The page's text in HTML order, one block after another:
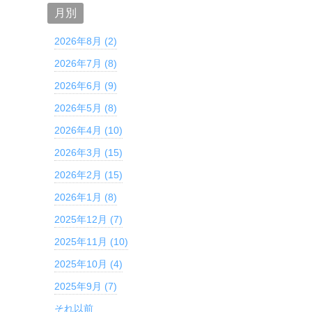
月別
2026年8月 (2)
2026年7月 (8)
2026年6月 (9)
2026年5月 (8)
2026年4月 (10)
2026年3月 (15)
2026年2月 (15)
2026年1月 (8)
2025年12月 (7)
2025年11月 (10)
2025年10月 (4)
2025年9月 (7)
それ以前